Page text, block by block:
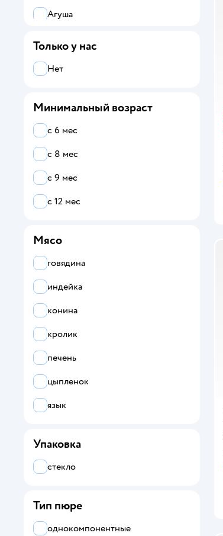
Агуша
Все
Бабушкино лукошко
Агуша
Беллакт
Маленькое счастье
Непоседа
ФрутоНяня
Только у нас
Нет
Минимальный возраст
с 6 мес
с 8 мес
с 9 мес
с 12 мес
Мясо
говядина
индейка
конина
кролик
печень
цыпленок
язык
Упаковка
стекло
Тип пюре
однокомпонентные